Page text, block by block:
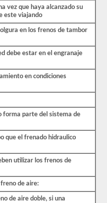
vez que haya alcanzado su
este viajando
en los frenos de tambor
debe estar en el engranaje
en condiciones
forma parte del sistema de
que el frenado hidraulico
utilizar los frenos de
de aire:
de aire doble, si una